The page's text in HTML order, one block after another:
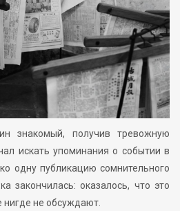
знакомый, получив тревожную
искать упоминания о событии в
одну публикацию сомнительного
закончилась: оказалось, что это
не обсуждают.